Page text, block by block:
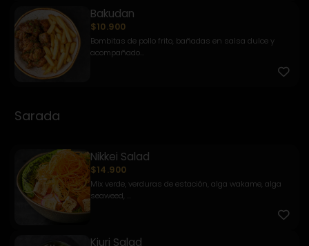
Bakudan
$10.900
Bombitas de pollo frito, bañadas en salsa dulce y
acompañado...
Sarada
Nikkei Salad
$14.900
Mix verde, verduras de estación, alga wakame, alga
seaweed, ...
Kiuri Salad